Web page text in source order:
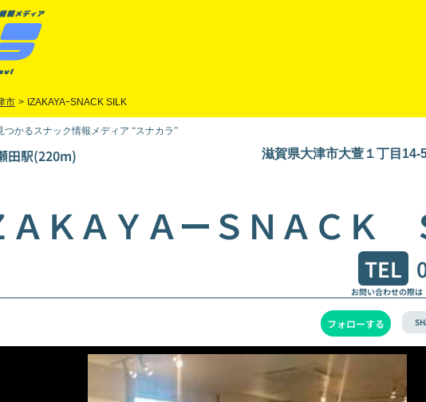
市 > IZAKAYAｰSNACK SILK
つかるスナック情報メディア “スナカラ”
田駅(220m) 滋賀県大津市大萱１丁目14-
ＡＫＡＹＡーＳＮＡＣＫ
TEL
お問い合わせの際
フォローする